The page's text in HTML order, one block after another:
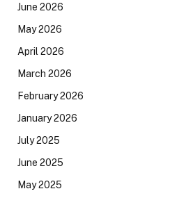
June 2026
May 2026
April 2026
March 2026
February 2026
January 2026
July 2025
June 2025
May 2025